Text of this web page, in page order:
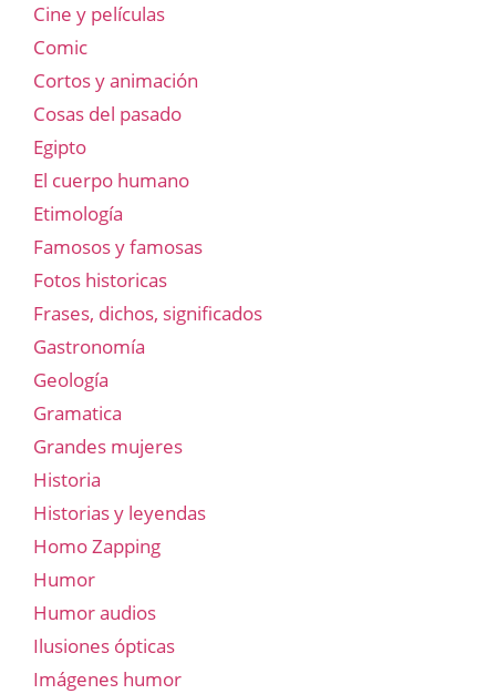
Cine y películas
Comic
Cortos y animación
Cosas del pasado
Egipto
El cuerpo humano
Etimología
Famosos y famosas
Fotos historicas
Frases, dichos, significados
Gastronomía
Geología
Gramatica
Grandes mujeres
Historia
Historias y leyendas
Homo Zapping
Humor
Humor audios
Ilusiones ópticas
Imágenes humor